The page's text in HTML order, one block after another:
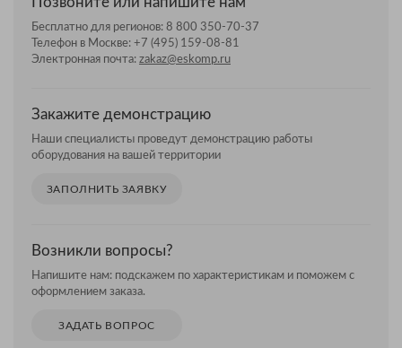
Бесплатно для регионов: 8 800 350-70-37
Телефон в Москве: +7 (495) 159-08-81
Электронная почта: zakaz@eskomp.ru
Закажите демонстрацию
Наши специалисты проведут демонстрацию работы
оборудования на вашей территории
ЗАПОЛНИТЬ ЗАЯВКУ
Возникли вопросы?
Напишите нам: подскажем по характеристикам и поможем с
оформлением заказа.
ЗАДАТЬ ВОПРОС